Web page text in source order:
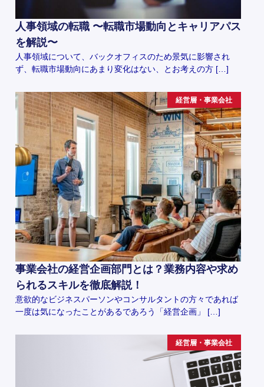
人事領域の転職 〜転職市場動向とキャリアパス
を解説〜
人事領域について、バックオフィスのため景気に影響され
ず、転職市場動向にあまり変化はない、とお考えの方 […]
経営層・事業会社
事業会社の経営企画部門とは？業務内容や求め
られるスキルを徹底解説！
意欲的なビジネスパーソンやコンサルタントの方々であれば
一度は気になったことがあるであろう「経営企画」 […]
経営層・事業会社